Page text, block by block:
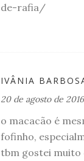
de-rafia/
IVÂNIA
20 de agosto de
o macacão é
fofinho,
tbm gostei muito